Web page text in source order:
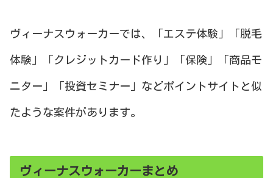
ヴィーナスウォーカーでは、「エステ体験」「脱毛
体験」「クレジットカード作り」「保険」「商品モ
ニター」「投資セミナー」などポイントサイトと似
たような案件があります。
ヴィーナスウォーカーまとめ